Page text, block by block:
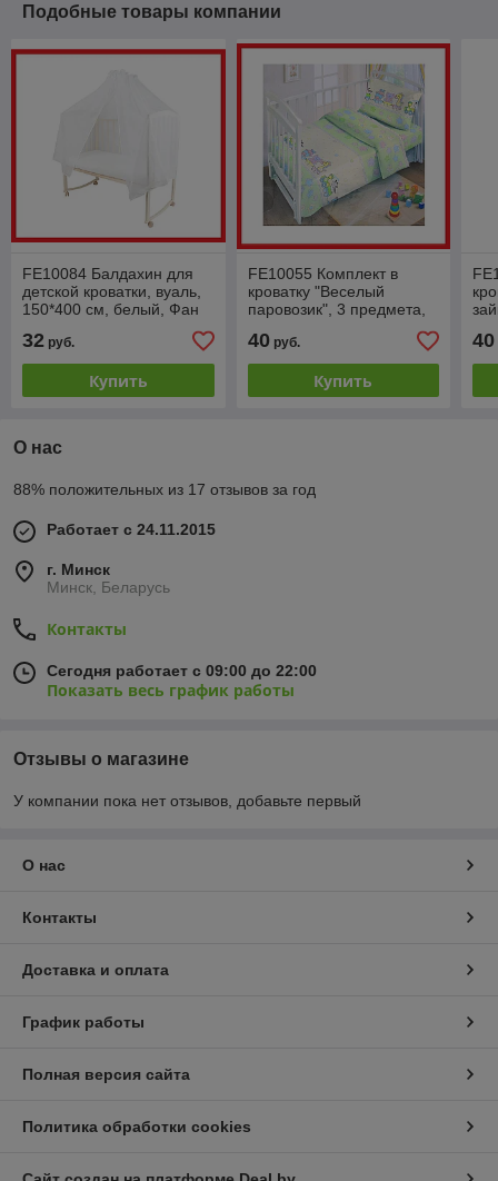
Подобные товары компании
FE10084 Балдахин для
детской кроватки, вуаль,
150*400 см, белый, Фан
32 руб.
Купить
FE10055 Комплект в
кроватку "Веселый
паровозик", 3 предмета,
Funecotex, зеленый
40руб.
Купить
40
О нас
88% положительных из 17 отзывов за год
Работает с 24.11.2015
г. Минск
Минск, Беларусь
Контакты
Сегодня работает с 09:00 до 22:00
Показать весь график работы
Отзывы о магазине
У компании пока нет отзывов, добавьте первый
О нас
Контакты
Доставка и оплата
График работы
Полная версия сайта
Политика обработки cookies